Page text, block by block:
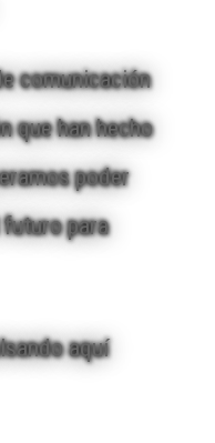
comunicación
que han hecho
poder
para
aquí